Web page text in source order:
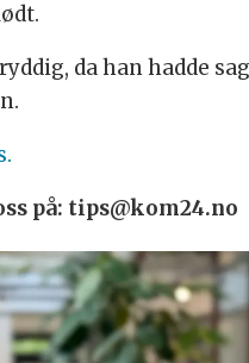
da han hadde
på: tips@kom24.no